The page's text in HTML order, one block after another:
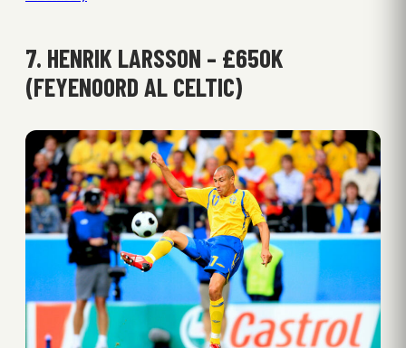
7. HENRIK LARSSON – £650K
(FEYENOORD AL CELTIC)